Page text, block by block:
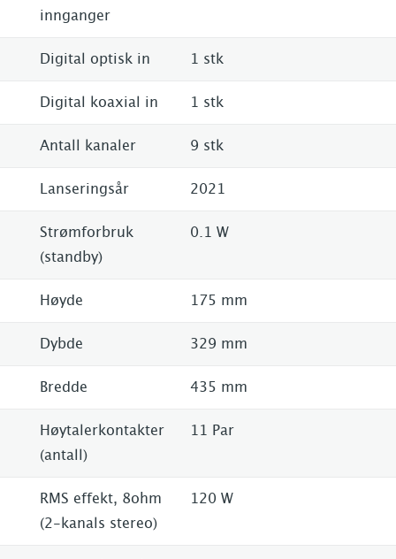
innganger
Digital optisk in 1 stk
Digital koaxial in 1 stk
Antall kanaler 9 stk
Lanseringsår 2021
Strømforbruk
(standby)
0.1 W
Høyde 175 mm
Dybde 329 mm
Bredde 435 mm
Høytalerkontakter
(antall)
11 Par
RMS effekt, 8ohm
(2-kanals stereo)
120 W